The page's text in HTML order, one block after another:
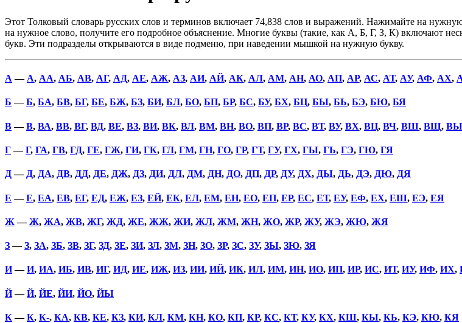
Этот Толковый словарь русских слов и терминов включает 74,838 слов и выражений. Нажимайте на
на нужное слово, получите его подробное объяснение. Многие буквы (такие, как А, Б, Г, З, К) включают
букв. Эти подразделы открываются в виде подменю, при наведении мышкой на нужную букву.
А — А, АА, АБ, АВ, АГ, АД, АЕ, АЖ, АЗ, АИ, АЙ, АК, АЛ, АМ, АН, АО, АП, АР, АС, АТ, АУ, АФ, АХ,
Б —Б, БА, БВ, БГ, БЕ, БЖ, БЗ, БИ, БЛ, БО, БП, БР, БС, БУ, БХ, БЦ, БЫ, БЬ, БЭ, БЮ, БЯ
В—В, ВА, ВВ, ВГ, ВД, ВЕ, ВЗ, ВИ, ВК, ВЛ, ВМ, ВН, ВО, ВП, ВР, ВС, ВТ, ВУ, ВХ, ВЦ, ВЧ, ВШ, ВЩ, ВЫ
Г—Г, ГА, ГВ, ГД, ГЕ, ГЖ, ГИ, ГК, ГЛ, ГМ, ГН, ГО, ГР, ГТ, ГУ, ГХ, ГЫ, ГЬ, ГЭ, ГЮ, ГЯ
Д— Д, ДА, ДВ, ДД, ДЕ, ДЖ, ДЗ, ДИ, ДЛ, ДМ, ДН, ДО, ДП, ДР, ДУ, ДХ, ДЫ, ДЬ, ДЭ, ДЮ, ДЯ
Е —Е, ЕА, ЕВ, ЕГ, ЕД, ЕЖ, ЕЗ, ЕЙ, ЕК, ЕЛ, ЕМ, ЕН, ЕО, ЕП, ЕР, ЕС, ЕТ, ЕУ, ЕФ, ЕХ, ЕШ, ЕЭ, ЕЯ
Ж —Ж, ЖА, ЖВ, ЖГ, ЖД, ЖЕ, ЖЖ, ЖИ, ЖЛ, ЖМ, ЖН, ЖО, ЖР, ЖУ, ЖЭ, ЖЮ, ЖЯ
З—З, ЗА, ЗБ, ЗВ, ЗГ, ЗД, ЗЕ, ЗИ, ЗЛ, ЗМ, ЗН, ЗО, ЗР, ЗС, ЗУ, ЗЫ, ЗЮ, ЗЯ
И—И, ИА, ИБ, ИВ, ИГ, ИД, ИЕ, ИЖ, ИЗ, ИИ, ИЙ, ИК, ИЛ, ИМ, ИН, ИО, ИП, ИР, ИС, ИТ, ИУ, ИФ, ИХ,
Й—Й, ЙЕ, ЙИ, ЙО, ЙЫ
К—К, К-, КА, КВ, КЕ, КЗ, КИ, КЛ, КМ, КН, КО, КП, КР, КС, КТ, КУ, КХ, КШ, КЫ, КЬ, КЭ, КЮ, КЯ